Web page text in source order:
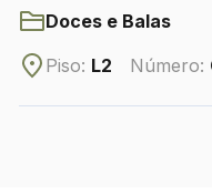
CONTATO
Doces e Balas
Piso: L2 Número: